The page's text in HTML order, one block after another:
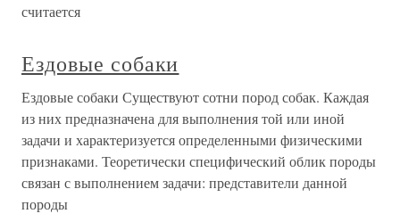
считается
Ездовые собаки
Ездовые собаки Существуют сотни пород собак. Каждая
из них предназначена для выполнения той или иной
задачи и характеризуется определенными физическими
признаками. Теоретически специфический облик породы
связан с выполнением задачи: представители данной
породы